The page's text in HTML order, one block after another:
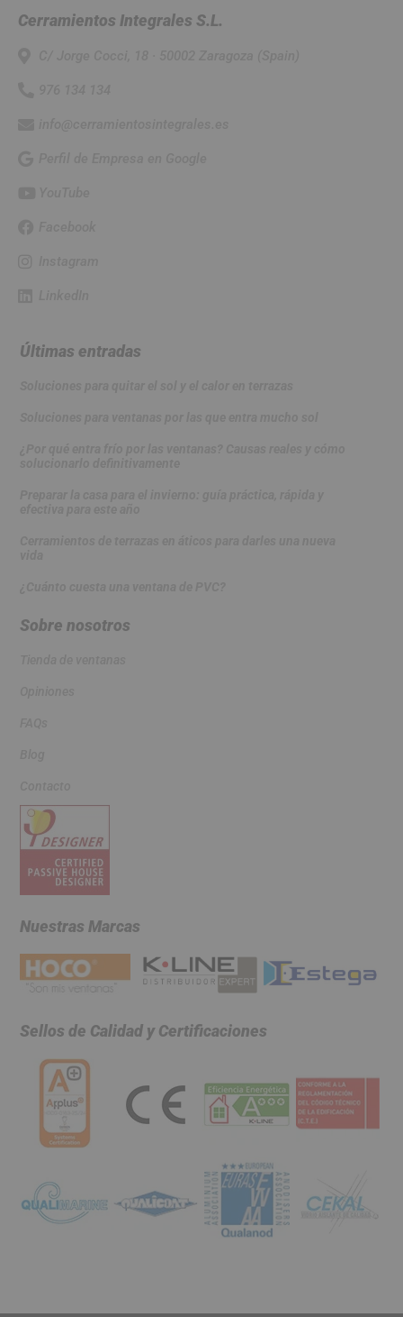
Cerramientos Integrales S.L.
Últimas entradas
Sobre nosotros
Nuestras Marcas
Sellos de Calidad y Certificaciones